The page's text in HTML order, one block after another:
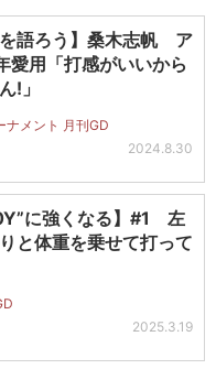
を語ろう】桑木志帆 ア
愛用「打感がいいから
!」
ナメント 月刊GD
2024.8.30
に強くなる】#1 左
と体重を乗せて打って
2025.3.19